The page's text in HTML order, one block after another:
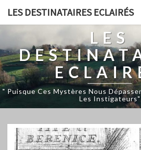
LES DESTINATAIRES ECLAIRÉS
LES
" Puisque Ces Mystères Nous
Les Instigateurs"